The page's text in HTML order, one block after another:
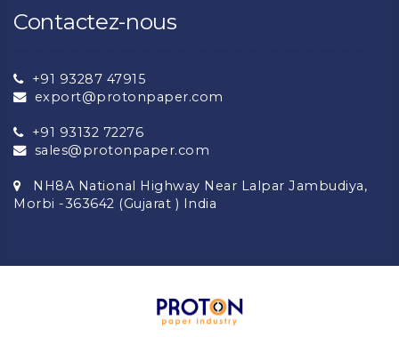
Contactez-nous
+91 93287 47915
export@protonpaper.com
+91 93132 72276
sales@protonpaper.com
NH8A National Highway Near Lalpar Jambudiya,
Morbi -363642 (Gujarat ) India